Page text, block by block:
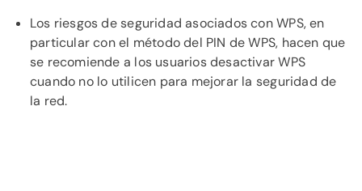
Los riesgos de seguridad asociados con WPS, en
particular con el método del PIN de WPS, hacen que
se recomiende a los usuarios desactivar WPS
cuando no lo utilicen para mejorar la seguridad de
la red.